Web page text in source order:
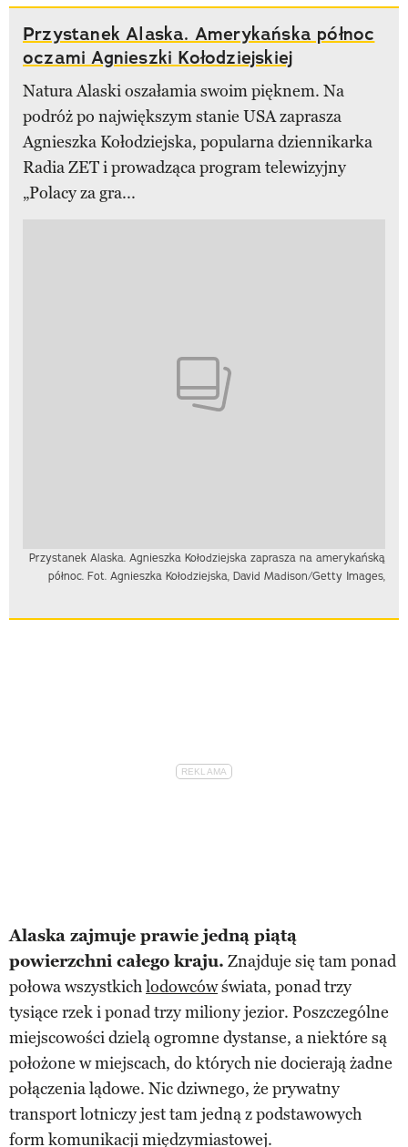
Przystanek Alaska. Amerykańska północ
oczami Agnieszki Kołodziejskiej
Natura Alaski oszałamia swoim pięknem. Na
podróż po największym stanie USA zaprasza
Agnieszka Kołodziejska, popularna dziennikarka
Radia ZET i prowadząca program telewizyjny
„Polacy za gra...
Przystanek Alaska. Agnieszka Kołodziejska zaprasza na amerykańską
północ. Fot. Agnieszka Kołodziejska, David Madison/Getty Images,
Alaska zajmuje prawie jedną piątą
powierzchni całego kraju. Znajduje się tam ponad
połowa wszystkichlodowcówświata, ponad trzy
tysiące rzek i ponad trzy miliony jezior. Poszczególne
miejscowości dzielą ogromne dystanse, a niektóre są
położone w miejscach, do których nie docierają żadne
połączenia lądowe. Nic dziwnego, że prywatny
transport lotniczy jest tam jedną z podstawowych
form komunikacji międzymiastowej.